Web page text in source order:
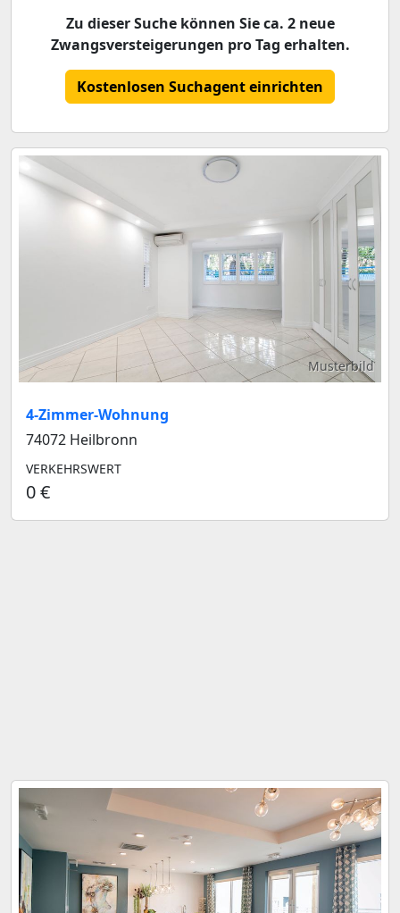
Zu dieser Suche können Sie ca. 2 neue
Zwangsversteigerungen pro Tag erhalten.
Kostenlosen Suchagent einrichten
Musterbild
4-Zimmer-Wohnung
74072 Heilbronn
VERKEHRSWERT
0 €